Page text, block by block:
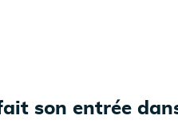
son entrée